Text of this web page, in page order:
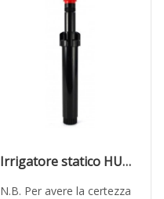
Irrigatore statico HUNTER modello PSU-04 10A alzo cm 10
N.B. Per avere la certezza